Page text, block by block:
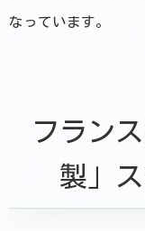
なっています。
フラン
製」